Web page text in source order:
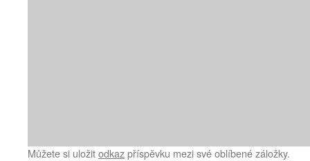
Můžete si uložitodkazpříspěvku mezi své oblíbené záložky.